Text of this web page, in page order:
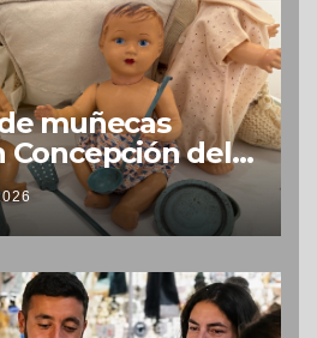
muñecas
Concepción del